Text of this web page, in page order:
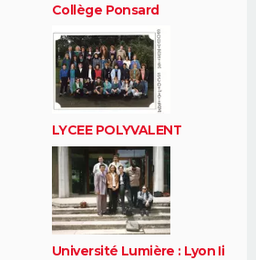
Collège Ponsard
LYCEE POLYVALENT
Université Lumière : Lyon Ii